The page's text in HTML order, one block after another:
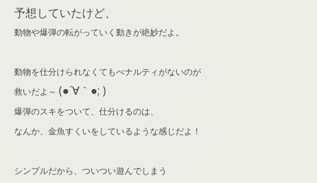
予想していたけど、
動物や爆弾の転がっていく動きが絶妙だよ。
動物を仕分けられなくてもべナルティがないのが
救いだよ～ (●´∀｀●; )
爆弾のスキをついて、仕分けるのは、
なんか、金魚すくいをしているような感じだよ！
シンプルだから、ついつい遊んでしまう